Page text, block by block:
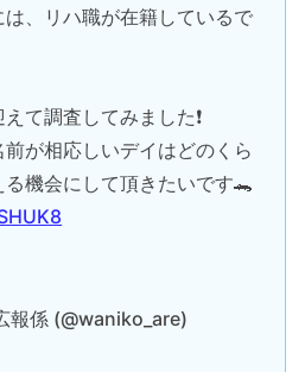
、リハ職が在籍しているで
て調査してみました❗️
前が相応しいデイはどのくら
機会にして頂きたいです🐊
報係 (@waniko_are)